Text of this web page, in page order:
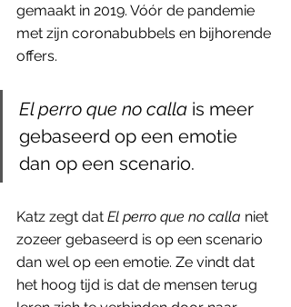
gemaakt in 2019. Vóór de pandemie
met zijn coronabubbels en bijhorende
offers.
El perro que no calla is meer
gebaseerd op een emotie
dan op een scenario.
Katz zegt dat El perro que no calla niet
zozeer gebaseerd is op een scenario
dan wel op een emotie. Ze vindt dat
het hoog tijd is dat de mensen terug